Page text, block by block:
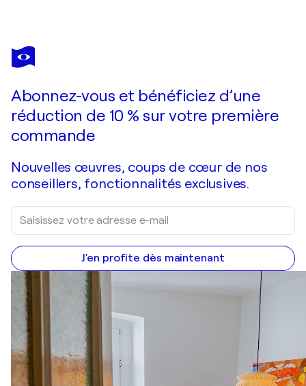
@ASALEANDERZ LEANDERZ
The Yellow Country House in Spring
Abonnez-vous et bénéficiez d’une
réduction de 10 % sur votre première
commande
Nouvelles œuvres, coups de cœur de nos
conseillers, fonctionnalités exclusives.
J'en profite dès maintenant